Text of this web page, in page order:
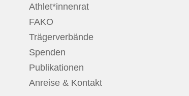
Athlet*innenrat
FAKO
Trägerverbände
Spenden
Publikationen
Anreise & Kontakt